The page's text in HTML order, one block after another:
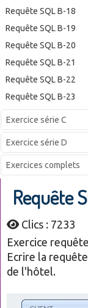
Requête SQL B-18
Requête SQL B-19
Requête SQL B-20
Requête SQL B-21
Requête SQL B-22
Requête SQL B-23
Exercice série C
Exercice série D
Exercices complets
Requête
Clics : 7233
Exercice
Ecrire la
de l'hôtel.